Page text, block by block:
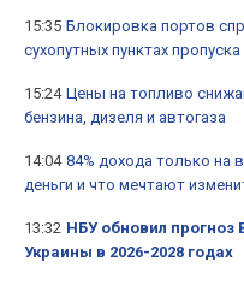
15:35 Блокировка портов
сухопутных пунктах пропуска
15:24 Цены на топливо
бензина, дизеля и автогаза
14:04 84% дохода только на
деньги и что мечтают
13:32 НБУ обновил прогноз
Украины в 2026-2028 годах